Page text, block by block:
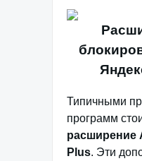
Типичными
программ
расширение
Plus. Эти